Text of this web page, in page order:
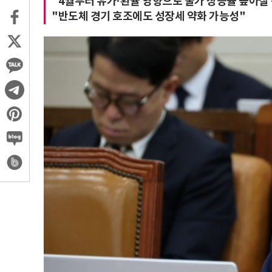
"반도체 경기 호조에도 성장세 약화 가능성"